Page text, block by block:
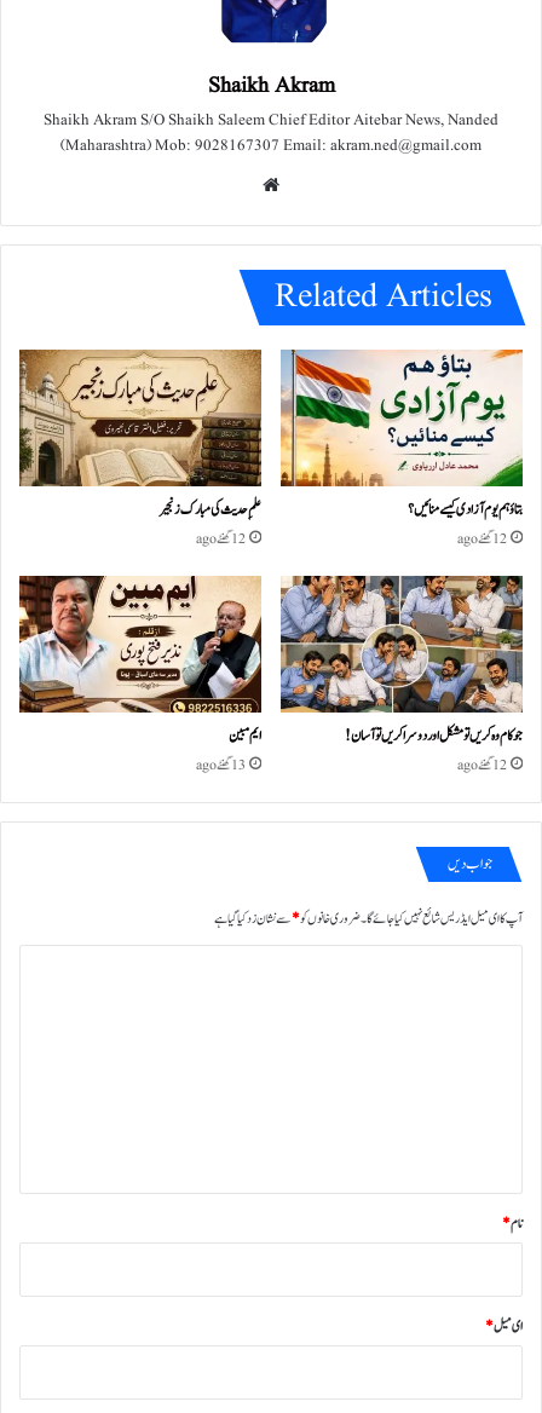
Shaikh Akram
Shaikh Akram S/O Shaikh Saleem Chief Editor Aitebar News, Nanded
(Maharashtra) Mob: 9028167307 Email: akram.ned@gmail.com
e
Related Articles
بتاؤ ہم یوم آزادی کیسے منائیں؟
12 گھنٹے ago
علمِ حدیث کی مبارک زنجیر
12 گھنٹے ago
جو کام وہ کریں تو مشکل اور دوسرا کریں تو آسان !
12 گھنٹے ago
ایم مبین
13 گھنٹے ago
جواب دیں
آپ کا ای میل ایڈریس شائع نہیں کیا جائے گا۔ضروری خانوں کو*سے نشان زد کیا گیا ہے
نام*
ای میل*